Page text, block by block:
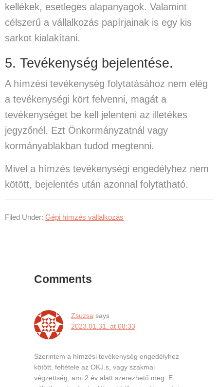
kellékek, esetleges alapanyagok. Valamint
célszerű a vállalkozás papírjainak is egy kis
sarkot kialakítani.
5. Tevékenység bejelentése.
A hímzési tevékenység folytatásához nem elég
a tevékenységi kört felvenni, magát a
tevékenységet be kell jelenteni az illetékes
jegyzőnél. Ezt Önkormányzatnál vagy
kormányablakban tudod megtenni.
Mivel a hímzés tevékenységi engedélyhez nem
kötött, bejelentés után azonnal folytatható.
Filed Under: Gépi hímzés vállalkozás
Comments
Zsuzsa says
2023.01.31. at 08:33
Szerintem a hímzési tevékenység engedélyhez
kötött, feltétele az OKJ.s, vagy szakmai
végzettség, ami 2 év alatt szerezhető meg. E